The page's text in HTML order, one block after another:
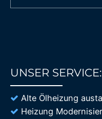
UNSER
Alte Ölheizung
Heizung